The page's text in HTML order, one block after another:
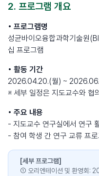
2. 프로그램 개요
• 프로그램명
성균바이오융합과학기술원
십 프로그램
• 활동 기간
2026.04.20.(월) ~
※ 세부 일정은 지도교수와 협
• 주요 내용
- 지도교수 연구실에서 연구
- 참여 학생 간 연구 교류 프
[세부 프로그램]
① 오리엔테이션 및 환영회: